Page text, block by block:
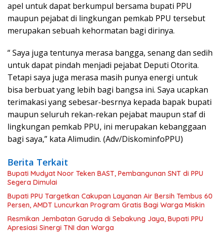
apel untuk dapat berkumpul bersama bupati PPU
maupun pejabat di lingkungan pemkab PPU tersebut
merupakan sebuah kehormatan bagi dirinya.
“ Saya juga tentunya merasa bangga, senang dan sedih
untuk dapat pindah menjadi pejabat Deputi Otorita.
Tetapi saya juga merasa masih punya energi untuk
bisa berbuat yang lebih bagi bangsa ini. Saya ucapkan
terimakasi yang sebesar-besrnya kepada bapak bupati
maupun seluruh rekan-rekan pejabat maupun staf di
lingkungan pemkab PPU, ini merupakan kebanggaan
bagi saya,” kata Alimudin. (Adv/DiskominfoPPU)
Berita Terkait
Bupati Mudyat Noor Teken BAST, Pembangunan SNT di PPU
Segera Dimulai
Bupati PPU Targetkan Cakupan Layanan Air Bersih Tembus 60
Persen, AMDT Luncurkan Program Gratis Bagi Warga Miskin
Resmikan Jembatan Garuda di Sebakung Jaya, Bupati PPU
Apresiasi Sinergi TNI dan Warga